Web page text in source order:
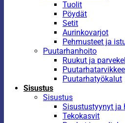
Tuolit
Pöydät
Setit
Aurinkovarjot
Pehmusteet ja
Puutarhanhoito
Ruukut ja
Puutarhatyökalut
Sisustus
Sisustus
Sisustustyynyt ja
Tekokasvit